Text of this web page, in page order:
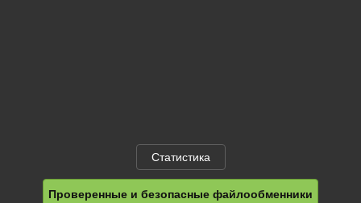
Статистика
Проверенные и безопасные файлообменники